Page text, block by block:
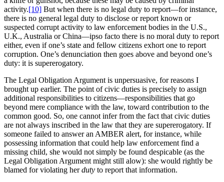
activity.[10] But when there is no legal duty to report—for instance,
there is no general legal duty to disclose or report known or
suspected corrupt activity to law enforcement bodies in the U.S.,
U.K., Australia or China—ipso facto there is no moral duty to report
either, even if one’s state and fellow citizens exhort one to report
corruption. One’s denunciation then goes above and beyond one’s
duty: it is supererogatory.
The Legal Obligation Argument is unpersuasive, for reasons I
brought up earlier. The point of civic duties is precisely to assign
additional responsibilities to citizens—responsibilities that go
beyond mere compliance with the law, toward contribution to the
common good. So, one cannot infer from the fact that civic duties
are not always inscribed in the law that they are supererogatory. If
someone failed to answer an AMBER alert, for instance, while
possessing information that could help law enforcement find a
missing child, she would not simply be found despicable (as the
Legal Obligation Argument might still alow): she would rightly be
blamed for violating herduty to report that information.